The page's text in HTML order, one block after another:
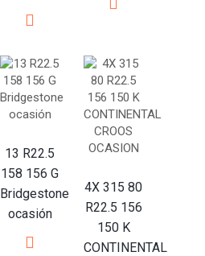
13 R22.5
158 156 G
Bridgestone
ocasión
4X 315 80
R22.5 156
150 K
CONTINENTAL